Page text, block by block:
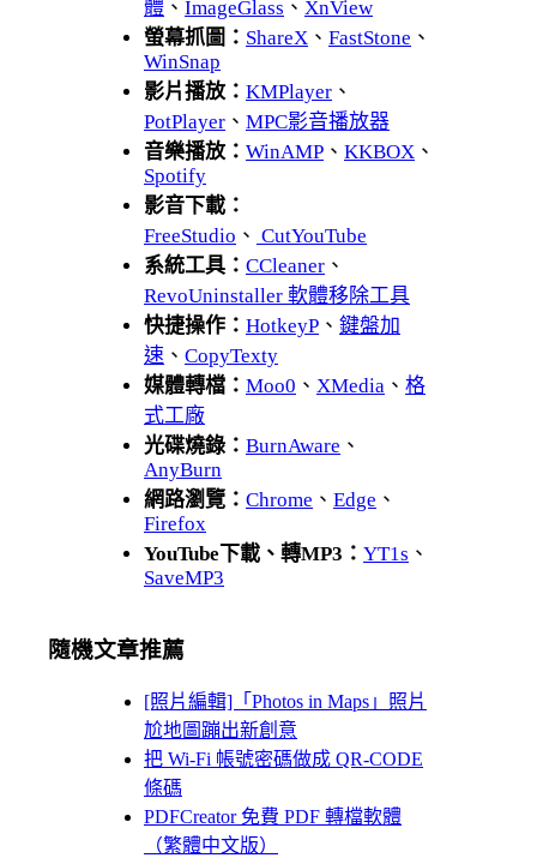
體 、 ImageGlass 、 XnView
螢幕抓圖： ShareX 、 FastStone 、
WinSnap
影片播放： KMPlayer 、
PotPlayer 、 MPC影音播放器
音樂播放： WinAMP 、 KKBOX 、
Spotify
影音下載：
FreeStudio 、 CutYouTube
系統工具： CCleaner 、
RevoUninstaller 軟體移除工具
快捷操作： HotkeyP 、 鍵盤加
速 、 CopyTexty
媒體轉檔： Moo0 、 XMedia 、 格
式工廠
光碟燒錄： BurnAware 、
AnyBurn
網路瀏覽： Chrome 、 Edge 、
Firefox
YouTube下載、轉MP3： YT1s 、
SaveMP3
隨機文章推薦
[照片編輯]「Photos in Maps」照片
尬地圖蹦出新創意
把 Wi-Fi 帳號密碼做成 QR-CODE
條碼
PDFCreator 免費 PDF 轉檔軟體
（繁體中文版）